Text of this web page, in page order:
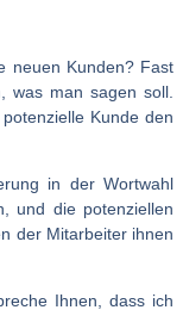
neuen Kunden? Fast
was man sagen soll.
Kunde den
in der Wortwahl
und die potenziellen
der Mitarbeiter ihnen
Ihnen, dass ich